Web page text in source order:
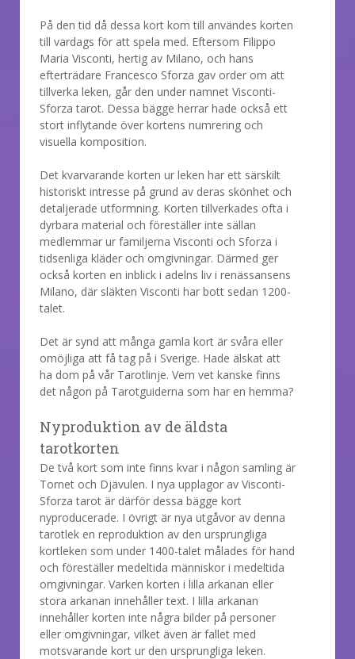
På den tid då dessa kort kom till användes korten
till vardags för att spela med. Eftersom Filippo
Maria Visconti, hertig av Milano, och hans
efterträdare Francesco Sforza gav order om att
tillverka leken, går den under namnet Visconti-
Sforza tarot. Dessa bägge herrar hade också ett
stort inflytande över kortens numrering och
visuella komposition.
Det kvarvarande korten ur leken har ett särskilt
historiskt intresse på grund av deras skönhet och
detaljerade utformning. Korten tillverkades ofta i
dyrbara material och föreställer inte sällan
medlemmar ur familjerna Visconti och Sforza i
tidsenliga kläder och omgivningar. Därmed ger
också korten en inblick i adelns liv i renässansens
Milano, där släkten Visconti har bott sedan 1200-
talet.
Det är synd att många gamla kort är svåra eller
omöjliga att få tag på i Sverige. Hade älskat att
ha dom på vår Tarotlinje. Vem vet kanske finns
det någon på Tarotguiderna som har en hemma?
Nyproduktion av de äldsta
tarotkorten
De två kort som inte finns kvar i någon samling är
Tornet och Djävulen. I nya upplagor av Visconti-
Sforza tarot är därför dessa bägge kort
nyproducerade. I övrigt är nya utgåvor av denna
tarotlek en reproduktion av den ursprungliga
kortleken som under 1400-talet målades för hand
och föreställer medeltida människor i medeltida
omgivningar. Varken korten i lilla arkanan eller
stora arkanan innehåller text. I lilla arkanan
innehåller korten inte några bilder på personer
eller omgivningar, vilket även är fallet med
motsvarande kort ur den ursprungliga leken.